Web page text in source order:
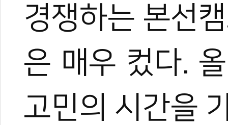
경쟁하는 본선
은 매우 컸다.
고민의 시간을